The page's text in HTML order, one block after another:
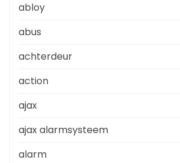
abloy
abus
achterdeur
action
ajax
ajax alarmsysteem
alarm